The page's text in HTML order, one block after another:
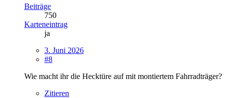
Beiträge
750
Karteneintrag
ja
3. Juni 2026
#8
Wie macht ihr die Hecktüre auf mit montiertem Fahrradträger?
Zitieren